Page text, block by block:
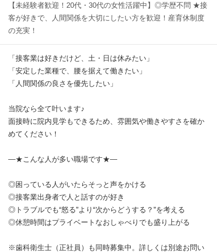
【未経験者歓迎！20代・30代の女性活躍中】◎学歴不問 ★接
客が好きで、人間関係を大切にしたい方を歓迎！産育休制度
の充実！
「接客業は好きだけど、土・日は休みたい」
「安定した業種で、腰を据えて働きたい」
「人間関係の良さを優先したい」
当院なら全て叶います♪
面接時に院内見学もできるため、雰囲気や働きやすさを確か
めてください！
―★こんな人が多い職場です★―
◎困っている人がいたらそっと声をかける
◎接客業出身者で人と話すのが好き
◎トラブルでも“怒る”より“次からどうする？”を考える
◎休憩時間はプライベートなおしゃべりでも盛り上がる
※歯科衛生士（正社員）も同時募集中。詳しくは別途お問い